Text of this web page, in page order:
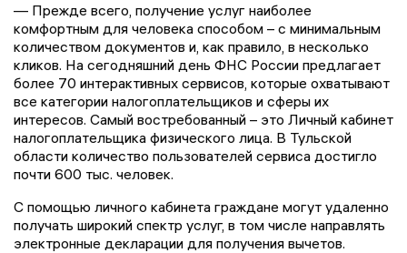
— Прежде всего, получение услуг наиболее
комфортным для человека способом – с минимальным
количеством документов и, как правило, в несколько
кликов. На сегодняшний день ФНС России предлагает
более 70 интерактивных сервисов, которые охватывают
все категории налогоплательщиков и сферы их
интересов. Самый востребованный – это Личный кабинет
налогоплательщика физического лица. В Тульской
области количество пользователей сервиса достигло
почти 600 тыс. человек.
С помощью личного кабинета граждане могут удаленно
получать широкий спектр услуг, в том числе направлять
электронные декларации для получения вычетов.